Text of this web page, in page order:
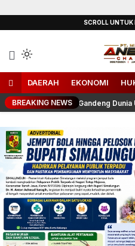
ke
SCROLL
Independen,
DAERAH EKONOMI
BREAKING NEWS
Serbelawan, Gandeng Dunia